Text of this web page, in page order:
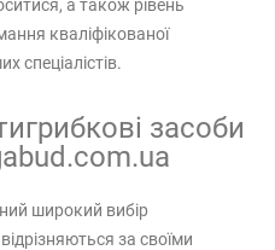
а також рівень
кваліфікованої
спеціалістів.
засоби
широкий вибір
за своїми